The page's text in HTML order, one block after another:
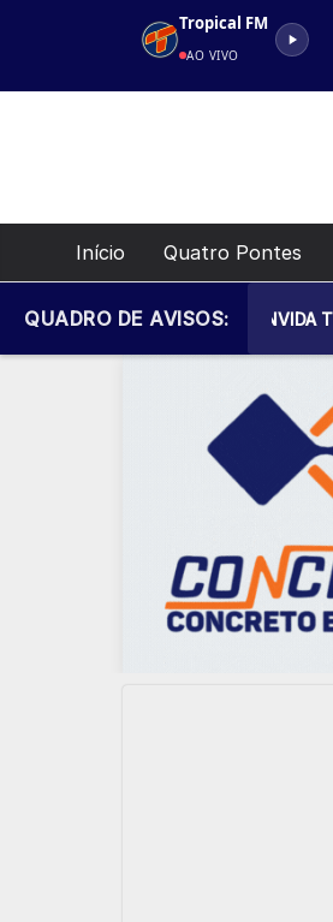
Tropical FM
AO VIVO
Início Quatro Pontes
QUADRO DE AVISOS:
DE SAÚDE CONVIDA TODAS AS